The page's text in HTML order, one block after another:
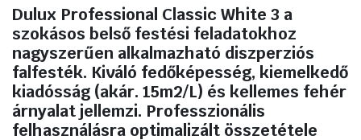
mennyiség
Dulux Professional Classic White 3 a
szokásos belső festési feladatokhoz
nagyszerűen alkalmazható diszperziós
falfesték. Kiváló fedőképesség, kiemelkedő
kiadósság (akár. 15m2/L) és kellemes fehér
árnyalat jellemzi. Professzionális
felhasználásra optimalizált összetétele